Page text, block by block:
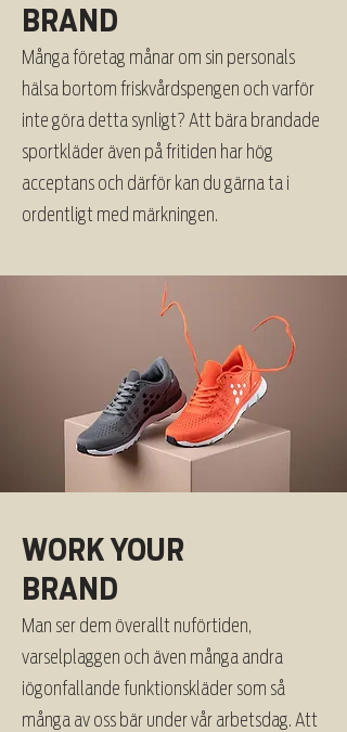
BRAND
Många företag månar om sin personals
hälsa bortom friskvårdspengen och varför
inte göra detta synligt? Att bära brandade
sportkläder även på fritiden har hög
acceptans och därför kan du gärna ta i
ordentligt med märkningen.
WORK YOUR
BRAND
Man ser dem överallt nuförtiden,
varselplaggen och även många andra
iögonfallande funktionskläder som så
många av oss bär under vår arbetsdag. Att